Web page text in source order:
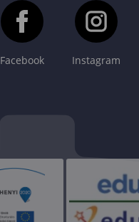
Facebook Instagram